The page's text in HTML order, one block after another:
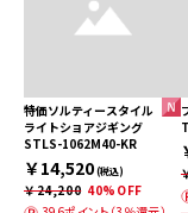
特価ソルティースタイル
ライトショアジギング
STLS-1062M40-KR
￥14,520(税込)
￥24,200 40%OFF